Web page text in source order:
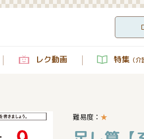
レク動画 特集 （
難易度： ★